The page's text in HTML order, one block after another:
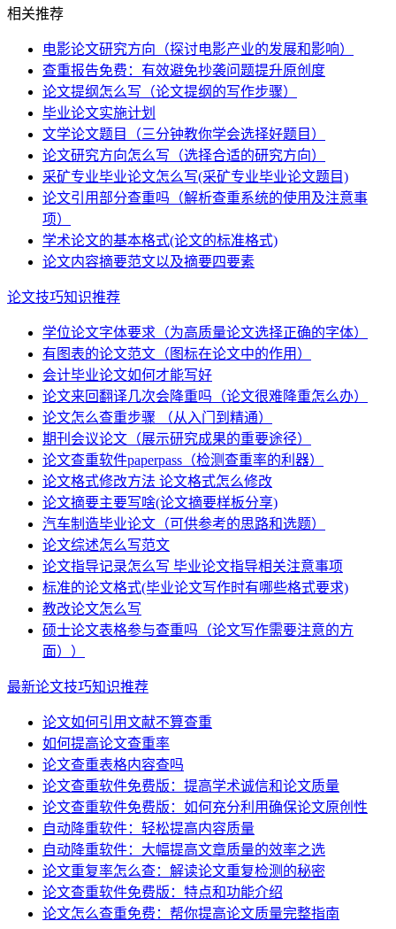
相关推荐
电影论文研究方向（探讨电影产业的发展和影响）
查重报告免费：有效避免抄袭问题提升原创度
论文提纲怎么写（论文提纲的写作步骤）
毕业论文实施计划
文学论文题目（三分钟教你学会选择好题目）
论文研究方向怎么写（选择合适的研究方向）
采矿专业毕业论文怎么写(采矿专业毕业论文题目)
论文引用部分查重吗（解析查重系统的使用及注意事
项）
学术论文的基本格式(论文的标准格式)
论文内容摘要范文以及摘要四要素
论文技巧知识推荐
学位论文字体要求（为高质量论文选择正确的字体）
有图表的论文范文（图标在论文中的作用）
会计毕业论文如何才能写好
论文来回翻译几次会降重吗（论文很难降重怎么办）
论文怎么查重步骤 （从入门到精通）
期刊会议论文（展示研究成果的重要途径）
论文查重软件paperpass（检测查重率的利器）
论文格式修改方法 论文格式怎么修改
论文摘要主要写啥(论文摘要样板分享)
汽车制造毕业论文（可供参考的思路和选题）
论文综述怎么写范文
论文指导记录怎么写 毕业论文指导相关注意事项
标准的论文格式(毕业论文写作时有哪些格式要求)
教改论文怎么写
硕士论文表格参与查重吗（论文写作需要注意的方
面））
最新论文技巧知识推荐
论文如何引用文献不算查重
如何提高论文查重率
论文查重表格内容查吗
论文查重软件免费版：提高学术诚信和论文质量
论文查重软件免费版：如何充分利用确保论文原创性
自动降重软件：轻松提高内容质量
自动降重软件：大幅提高文章质量的效率之选
论文重复率怎么查：解读论文重复检测的秘密
论文查重软件免费版：特点和功能介绍
论文怎么查重免费：帮你提高论文质量完整指南